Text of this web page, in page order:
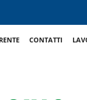
CONTATTI